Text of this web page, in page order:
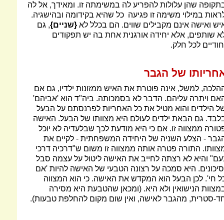
שהן עלולות להפריע לה במשימתה זו. ומאידך, אל לה
במילוי משימה זו פגיעה כל שהיא בקידומה ובהישגיה.
ואישה אינם מקבילים שווים. הם בכלל לא {שניים}, גם
שותפים, אלא יחידה אורגנית אחת בה יש תפקודים
לכל חלק.
של הגבר
למשל, אינה פוטרת את האיש ממזונות ילדיו, גם אם
ויתרה עליהם. הדבר לא בסמכותה. ביה"ד הוא 'אביהם'
הילדים והוא מטיל את כל האחריות לפרנסתם על הבעל
גם הבאת ילדים לעולם היא מצוותו של הבעל. האישה
ממצווה זו. אם כי היא מודעת לכך שבלעדיה לא יוכל
- הצלע השניה של היחידה המשפחתית - לקיים את
התורה פטרה אותה ממצווה זו משום ש"דרכיה דרכי
והיא לא רצתה לחייב את האישה ליטול על עצמה סבל
היא סמכה על רצונה הטבעי של האישה להיות 'אם
חי'. לכן הבעל הוא המקדש את האישה. כי הוא המצווה
הנישואין ולא היא. (ומכאן שהטבעת היא מסירה
סטרית, מהגבר לאישה, ואין שום מקום להחלפת טבעות).